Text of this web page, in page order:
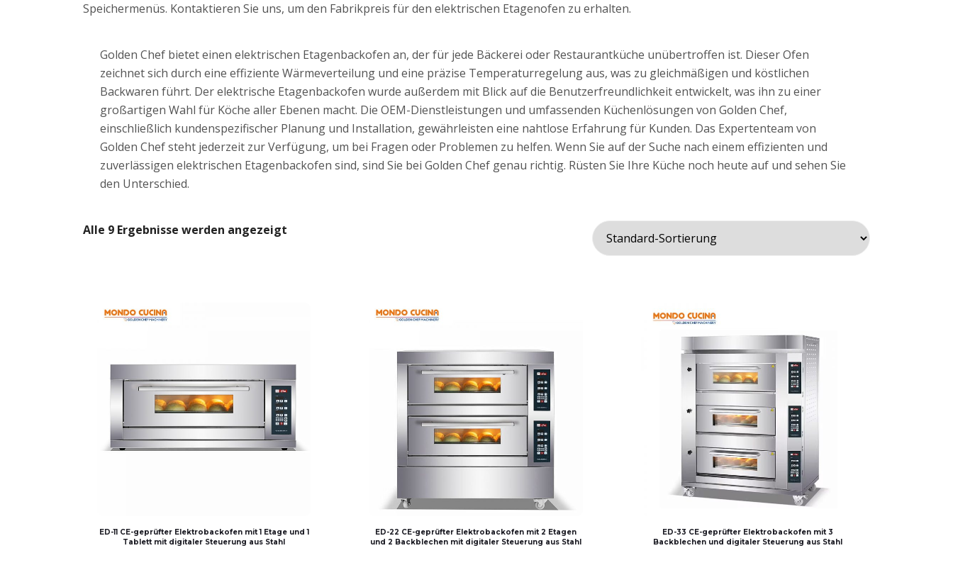
Speichermenüs. Kontaktieren Sie uns, um den Fabrikpreis für den elektrischen Etagenofen zu erhalten.
Golden Chef bietet einen elektrischen Etagenbackofen an, der für jede Bäckerei oder Restaurantküche unübertroffen ist. Dieser Ofen
zeichnet sich durch eine effiziente Wärmeverteilung und eine präzise Temperaturregelung aus, was zu gleichmäßigen und köstlichen
Backwaren führt. Der elektrische Etagenbackofen wurde außerdem mit Blick auf die Benutzerfreundlichkeit entwickelt, was ihn zu einer
großartigen Wahl für Köche aller Ebenen macht. Die OEM-Dienstleistungen und umfassenden Küchenlösungen von Golden Chef,
einschließlich kundenspezifischer Planung und Installation, gewährleisten eine nahtlose Erfahrung für Kunden. Das Expertenteam von
Golden Chef steht jederzeit zur Verfügung, um bei Fragen oder Problemen zu helfen. Wenn Sie auf der Suche nach einem effizienten und
zuverlässigen elektrischen Etagenbackofen sind, sind Sie bei Golden Chef genau richtig. Rüsten Sie Ihre Küche noch heute auf und sehen Sie
den Unterschied.
Alle 9 Ergebnisse werden angezeigt
ED-11 CE-geprüfter Elektrobackofen mit 1 Etage und 1
Tablett mit digitaler Steuerung aus Stahl
ED-22 CE-geprüfter Elektrobackofen mit 2 Etagen
und 2 Backblechen mit digitaler Steuerung aus Stahl
ED-33 CE-geprüfter Elektrobackofen mit 3
Backblechen und digitaler Steuerung aus Stahl